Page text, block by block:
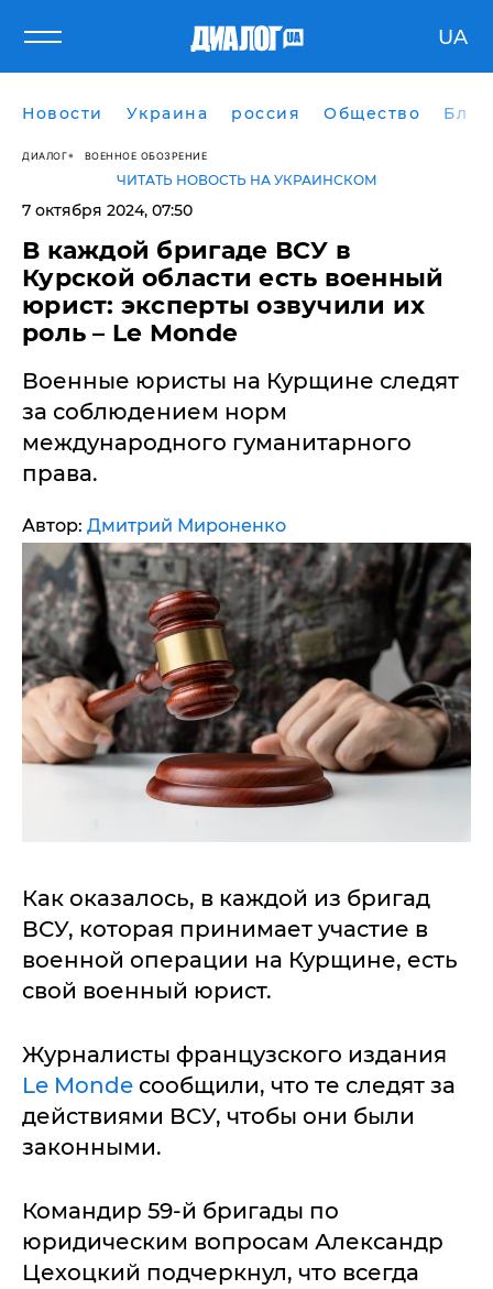
UA
Новости Украина россия Общество
ДИАЛОГ ВОЕННОЕ ОБОЗРЕНИЕ
ЧИТАТЬ НОВОСТЬ НА УКРАИНСКОМ
7 октября 2024, 07:50
​В каждой бригаде ВСУ в
Курской области есть военный
юрист: эксперты озвучили их
роль – Le Mondе
Военные юристы на Курщине следят
за соблюдением норм
международного гуманитарного
права.
Автор: Дмитрий Мироненко
Как оказалось, в каждой из бригад
ВСУ, которая принимает участие в
военной операции на Курщине, есть
свой военный юрист.
Журналисты французского издания
Le Monde сообщили, что те следят за
действиями ВСУ, чтобы они были
законными.
Командир 59-й бригады по
юридическим вопросам Александр
Цехоцкий подчеркнул, что всегда